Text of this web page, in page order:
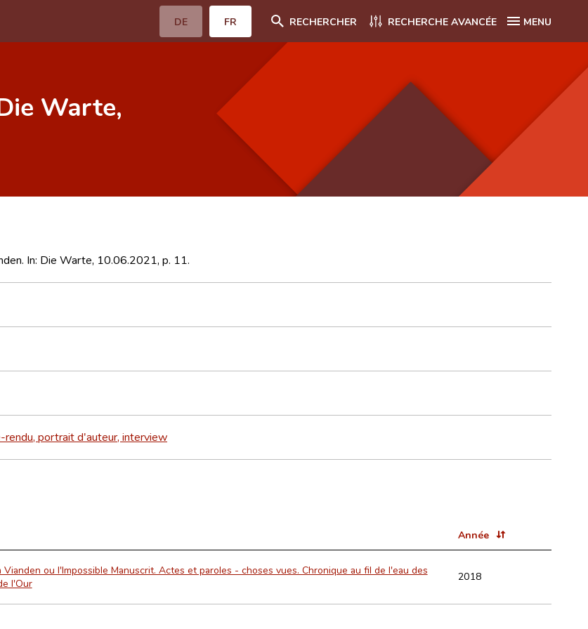
DE FR RECHERCHER RECHERCHE AVANCÉE MENU
Warte,
In: Die Warte, 10.06.2021, p. 11.
rendu, portrait d'auteur, interview
Année
ou l'Impossible Manuscrit. Actes et paroles - choses vues. Chronique au fil de l'eau des
l'Our
2018